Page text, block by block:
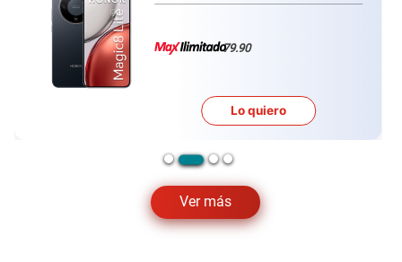
Ver más
79.90
Lo quiero